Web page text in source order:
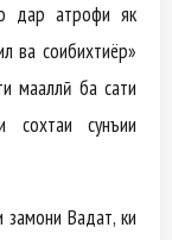
дар атрофи як
ва соҳибихтиёр»
маҳаллӣ ба сатҳи
сохтаи сунъии
Ваҳдат, ки